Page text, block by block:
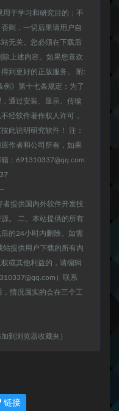
于学习和研究目的；不
则，一切后果请用户自
无关。您必须在下载后
上述内容。如果您喜欢
到更好的正版服务。 附:
》第十七条规定：为了
通过安装、显示、传输
经软件著作权人许可，
此说明研究软件！ 注：
作者和公司所有，如果
：691310337@qq.com
提供国内外软件开发技
。 二、本站提供的所有
的24小时内删除。如需
提供用户下载的所有内
或其他利益的，请编辑
）联系
情况属实的会在三个工
到浏览器收藏夹）
链接